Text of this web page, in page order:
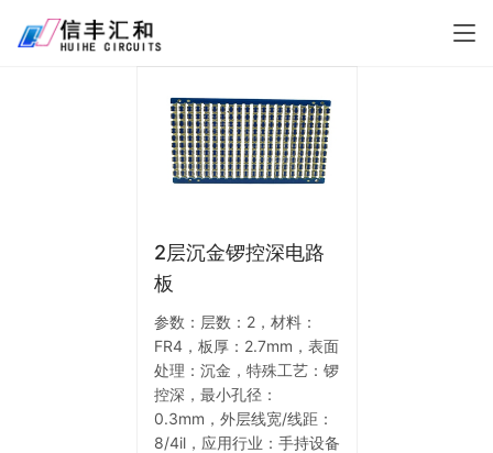
2层沉金锣控深电路
板
参数：层数：2，材料：
FR4，板厚：2.7mm，表面
处理：沉金，特殊工艺：锣
控深，最小孔径：
0.3mm，外层线宽/线距：
8/4il，应用行业：手持设备